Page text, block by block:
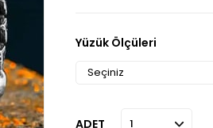
Yüzük Ölçüleri
ADET